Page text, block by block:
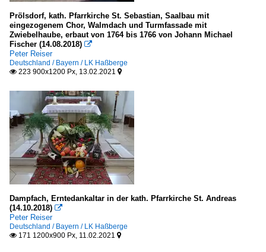
Prölsdorf, kath. Pfarrkirche St. Sebastian, Saalbau mit
eingezogenem Chor, Walmdach und Turmfassade mit
Zwiebelhaube, erbaut von 1764 bis 1766 von Johann Michael
Fischer (14.08.2018) 
Peter Reiser
Deutschland / Bayern / LK Haßberge
 223 900x1200 Px, 13.02.2021 
Dampfach, Erntedankaltar in der kath. Pfarrkirche St. Andreas
(14.10.2018) 
Peter Reiser
Deutschland / Bayern / LK Haßberge
 171 1200x900 Px, 11.02.2021 